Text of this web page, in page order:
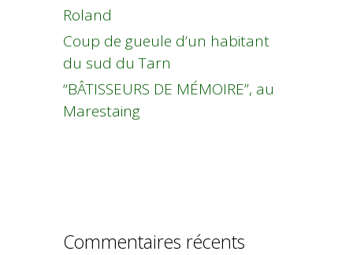
Roland
Coup de gueule d’un habitant
du sud du Tarn
“BÂTISSEURS DE MÉMOIRE”, au
Marestaing
Commentaires récents